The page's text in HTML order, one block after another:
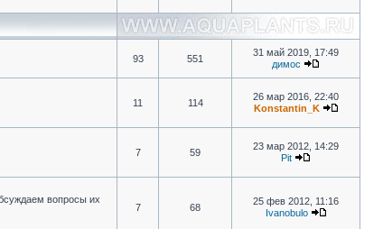
93 551
31 май 2019, 17:49
димос
11 114
26 мар 2016, 22:40
Konstantin_K
7 59
23 мар 2012, 14:29
Pit
вопросы их
7 68
25 фев 2012, 11:16
Ivanobulo